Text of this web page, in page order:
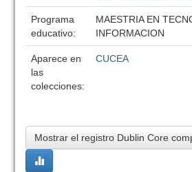
Programa
educativo:
MAESTRIA EN
INFORMACION
Aparece en
las
colecciones:
CUCEA
Mostrar el registro Dublin Core